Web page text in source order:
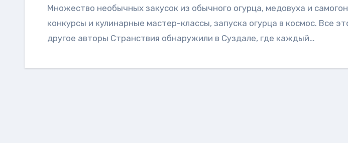
Множество необычных закусок из обычного огурца, медовуха и самогон, огуречные
конкурсы и кулинарные мастер-классы, запуска огурца в космос. Все
другое авторы Странствия обнаружили в Суздале, где каждый…